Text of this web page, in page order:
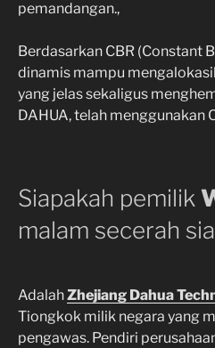
pemandangan.,
Berdasarkan CBR (Constant
dinamis mampu
yang jelas sekaligus
DAHUA, telah menggunakan
Siapakah pemilik
malam secerah
AdalahZhejiang Dahua
Tiongkok milik negara yang
pengawas. Pendiri